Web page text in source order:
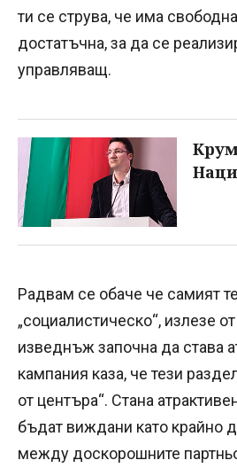
ти се струва, че има
достатъчна, за да се
управляващ.
Радвам се обаче че самият
„социалистическо“, излезе
изведнъж започна да става
кампания каза, че тези
от центъра“. Стана
бъдат виждани като крайно
между доскорошните